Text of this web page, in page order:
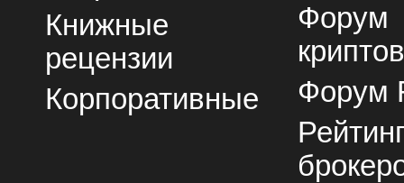
Книжные
рецензии
Корпоративные
Форум
Форум